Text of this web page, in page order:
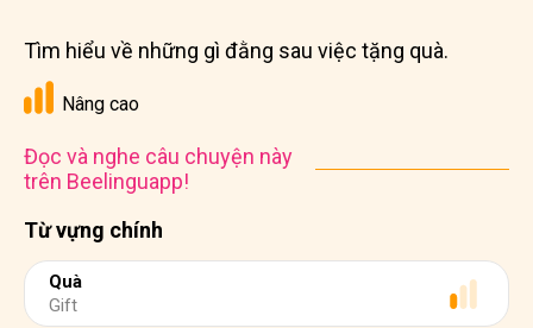
Từ vựng chính
Quà
Gift
Tìm hiểu về những gì đằng sau việc tặng quà.
Nâng cao
Đọc và nghe câu chuyện này
trên Beelinguapp!